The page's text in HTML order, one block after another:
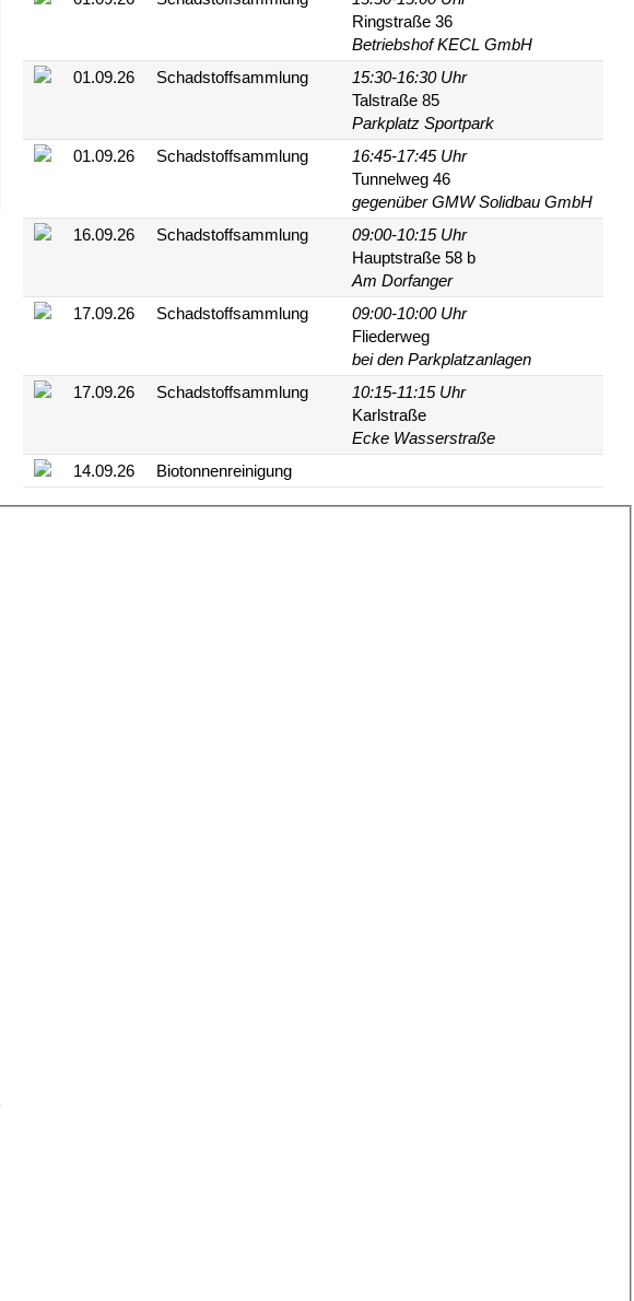
Ringstraße 36
Betriebshof KECL GmbH
01.09.26
Schadstoffsammlung
15:30-16:30 Uhr
Talstraße 85
Parkplatz Sportpark
01.09.26
Schadstoffsammlung
16:45-17:45 Uhr
Tunnelweg 46
gegenüber GMW Solidbau GmbH
16.09.26
Schadstoffsammlung
09:00-10:15 Uhr
Hauptstraße 58 b
Am Dorfanger
17.09.26
Schadstoffsammlung
09:00-10:00 Uhr
Fliederweg
bei den Parkplatzanlagen
17.09.26
Schadstoffsammlung
10:15-11:15 Uhr
Karlstraße
Ecke Wasserstraße
14.09.26
Biotonnenreinigung